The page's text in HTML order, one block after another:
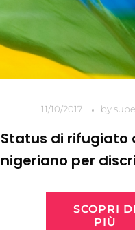
11/10/2017 by
Status di rifugiato
nigeriano per
SCOPRI DI
PIÙ